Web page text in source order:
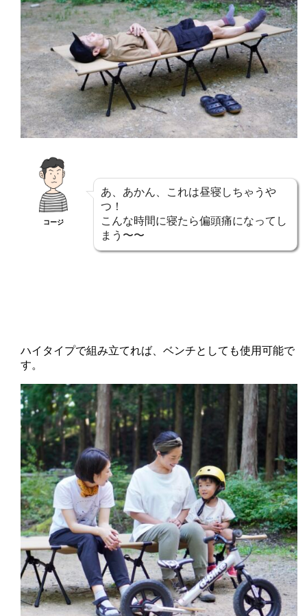
コージ
あ、あかん、これは昼寝しちゃうや
つ！
こんな時間に寝たら偏頭痛になってし
まう〜〜
ハイタイプで組み立てれば、ベンチとしても使用可能で
す。